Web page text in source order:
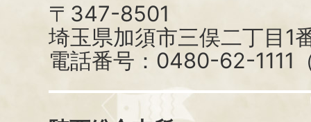
〒347-8501
埼玉県加須市三俣二丁目1
電話番号：0480-62-1111